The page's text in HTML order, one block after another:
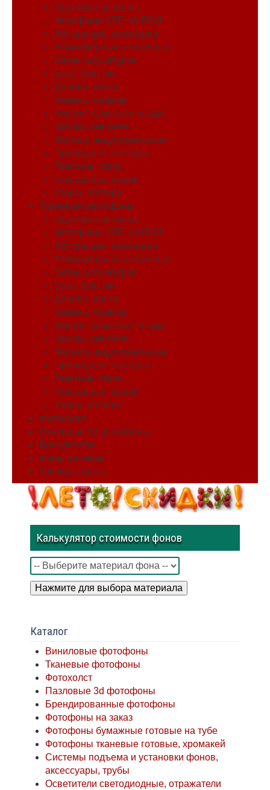
Однотонные фоны
Фотофоны СТЕНА-ПОЛ
Абстракция, геометрия
Атмосферные, сказочные
Бетон, штукатурка
Боке, блёстки
Дерево, доски
Камень, мрамор
Кирпич, каменная кладка
Краска, акварель
Металл, индустриальные
Природные текстуры
Текстиль, ткань
Текстурные, гранж
Узоры, паттерн
Тканевые фотофоны
Однотонные фоны
Фотофоны СТЕНА-ПОЛ
Абстракция, геометрия
Атмосферные, сказочные
Бетон, штукатурка
Боке, блёстки
Дерево, доски
Камень, мрамор
Кирпич, каменная кладка
Краска, акварель
Металл, индустриальные
Природные текстуры
Текстиль, ткань
Текстурные, гранж
Узоры, паттерн
Фотохолст
Пазловые 3d фотофоны
Брендволлы
Фоны на заказ
Одежда сцены
Калькулятор стоимости фонов
Нажмите для выбора материала
Каталог
Виниловые фотофоны
Тканевые фотофоны
Фотохолст
Пазловые 3d фотофоны
Брендированные фотофоны
Фотофоны на заказ
Фотофоны бумажные готовые на тубе
Фотофоны тканевые готовые, хромакей
Системы подъема и установки фонов,
аксессуары, трубы
Осветители светодиодные, отражатели